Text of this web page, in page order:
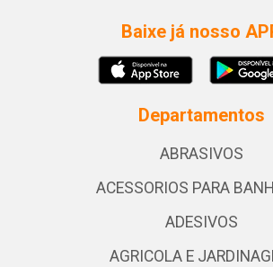
Baixe já nosso
Departamentos
ABRASIVOS
ACESSORIOS PARA
ADESIVOS
AGRICOLA E